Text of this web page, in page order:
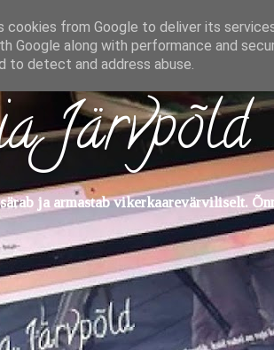
Järvpõld
ja armastab vikerkaarevärviliselt.
cookies from Google to deliver its
Google along with performance and
to detect and address abuse.